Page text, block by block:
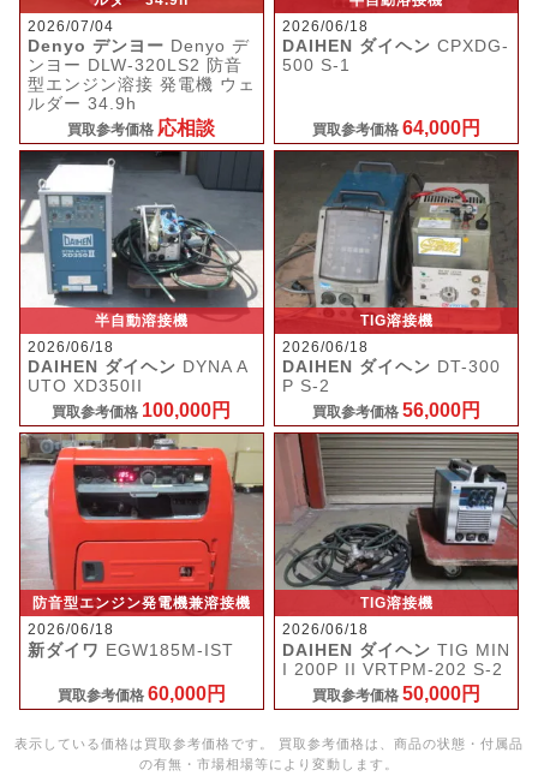
2026/07/04
Denyo デンヨー Denyo デ
ンヨー DLW-320LS2 防音
型エンジン溶接 発電機 ウェ
ルダー 34.9h
買取参考価格 応相談
2026/06/18
DAIHEN ダイヘン CPXDG-
500 S-1
買取参考価格64,000円
半自動溶接機
2026/06/18
DAIHEN ダイヘン DYNA A
UTO XD350II
買取参考価格 100,000円
TIG溶接機
2026/06/18
DAIHEN ダイヘン DT-300
P S-2
買取参考価格56,000円
防音型エンジン発電機兼溶接機
2026/06/18
新ダイワ EGW185M-IST
買取参考価格 60,000円
TIG溶接機
2026/06/18
DAIHEN ダイヘン TIG MIN
I 200P II VRTPM-202 S-2
買取参考価格50,000円
表示している価格は買取参考価格です。 買取参考価格は、商品の状態・付属品
の有無・市場相場等により変動します。